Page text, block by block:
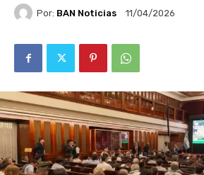
Por: BAN Noticias 11/04/2026